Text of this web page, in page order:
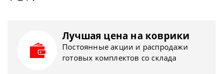
Лучшая цена на коврики
Постоянные акции и распродажи
готовых комплектов со склада